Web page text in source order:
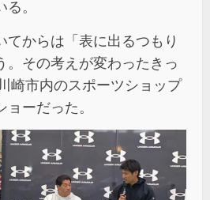
。
てからは「表に出るつもり
。その考えが変わったきっ
崎市内のスポーツショップ
ーだった。